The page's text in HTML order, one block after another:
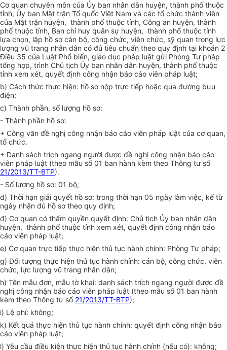
Cơ quan chuyên môn của Ủy ban nhân dân huyện, thành phố thuộc
tỉnh, Ủy ban Mặt trận Tổ quốc Việt Nam và các tổ chức thành viên
của Mặt trận huyện, thành phố thuộc tỉnh, Công an huyện, thành
phố thuộc tỉnh, Ban chỉ huy quân sự huyện, thành phố thuộc tỉnh
lựa chọn, lập hồ sơ cán bộ, công chức, viên chức, sỹ quan trong lực
lượng vũ trang nhân dân có đủ tiêu chuẩn theo quy định tại khoản 2
Điều 35 của Luật Phổ biến, giáo dục pháp luật gửi Phòng Tư pháp
tổng hợp, trình Chủ tịch Ủy ban nhân dân huyện, thành phố thuộc
tỉnh xem xét, quyết định công nhận báo cáo viên pháp luật;
b) Cách thức thực hiện: hồ sơ nộp trực tiếp hoặc qua đường bưu
điện;
c) Thành phần, số lượng hồ sơ:
- Thành phần hồ sơ:
+ Công văn đề nghị công nhận báo cáo viên pháp luật của cơ quan,
tổ chức.
+ Danh sách trích ngang người được đề nghị công nhận báo cáo
viên pháp luật (theo mẫu số 01 ban hành kèm theo Thông tư số
21/2013/TT-BTP).
- Số lượng hồ sơ: 01 bộ;
d) Thời hạn giải quyết hồ sơ: trong thời hạn 05 ngày làm việc, kể từ
ngày nhận đủ hồ sơ theo quy định;
đ) Cơ quan có thẩm quyền quyết định: Chủ tịch Ủy ban nhân dân
huyện, thành phố thuộc tỉnh xem xét, quyết định công nhận báo
cáo viên pháp luật;
e) Cơ quan trực tiếp thực hiện thủ tục hành chính: Phòng Tư pháp;
g) Đối tượng thực hiện thủ tục hành chính: cán bộ, công chức, viên
chức, lực lượng vũ trang nhân dân;
h) Tên mẫu đơn, mẫu tờ khai: danh sách trích ngang người được đề
nghị công nhận báo cáo viên pháp luật (theo mẫu số 01 ban hành
kèm theo Thông tư số 21/2013/TT-BTP);
i) Lệ phí: không;
k) Kết quả thực hiện thủ tục hành chính: quyết định công nhận báo
cáo viên pháp luật;
l) Yêu cầu điều kiện thực hiện thủ tục hành chính (nếu có): không;